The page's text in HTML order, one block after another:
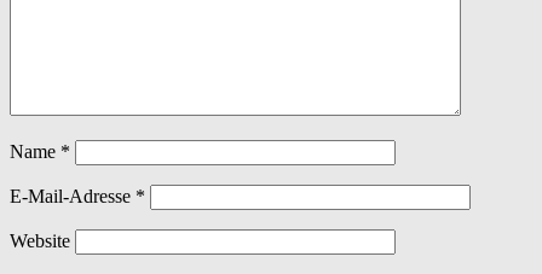
Name *
E-Mail-Adresse *
Website